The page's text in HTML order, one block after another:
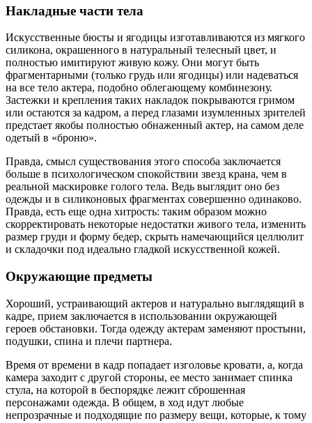
Накладные части тела
Искусственные бюсты и ягодицы изготавливаются из мягкого
силикона, окрашенного в натуральный телесный цвет, и
полностью имитируют живую кожу. Они могут быть
фрагментарными (только грудь или ягодицы) или надеваться
на все тело актера, подобно облегающему комбинезону.
Застежки и крепления таких накладок покрываются гримом
или остаются за кадром, а перед глазами изумленных зрителей
предстает якобы полностью обнаженный актер, на самом деле
одетый в «броню».
Правда, смысл существования этого способа заключается
больше в психологическом спокойствии звезд крана, чем в
реальной маскировке голого тела. Ведь выглядит оно без
одежды и в силиконовых фрагментах совершенно одинаково.
Правда, есть еще одна хитрость: таким образом можно
скорректировать некоторые недостатки живого тела, изменить
размер груди и форму бедер, скрыть намечающийся целлюлит
и складочки под идеально гладкой искусственной кожей.
Окружающие предметы
Хороший, устраивающий актеров и натурально выглядящий в
кадре, прием заключается в использовании окружающей
героев обстановки. Тогда одежду актерам заменяют простыни,
подушки, спина и плечи партнера.
Время от времени в кадр попадает изголовье кровати, а, когда
камера заходит с другой стороны, ее место занимает спинка
стула, на которой в беспорядке лежит сброшенная
персонажами одежда. В общем, в ход идут любые
непрозрачные и подходящие по размеру вещи, которые, к тому